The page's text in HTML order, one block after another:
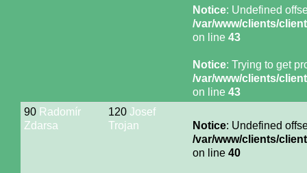
Notice: Undefined
/var/www/clients/
on line 43
Notice: Trying to get
/var/www/clients/
on line 43
90 Radomír
Zdarsa
120 Josef
Trojan
Notice: Undefined
/var/www/clients/
on line 40